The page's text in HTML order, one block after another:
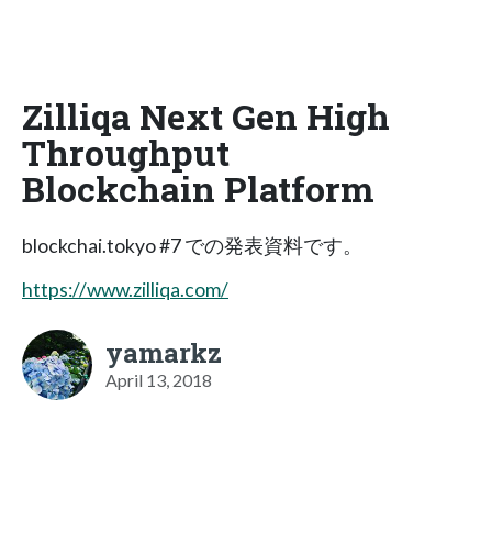
Zilliqa Next Gen High
Throughput
Blockchain Platform
blockchai.tokyo #7 での発表資料です。
https://www.zilliqa.com/
yamarkz
April 13, 2018